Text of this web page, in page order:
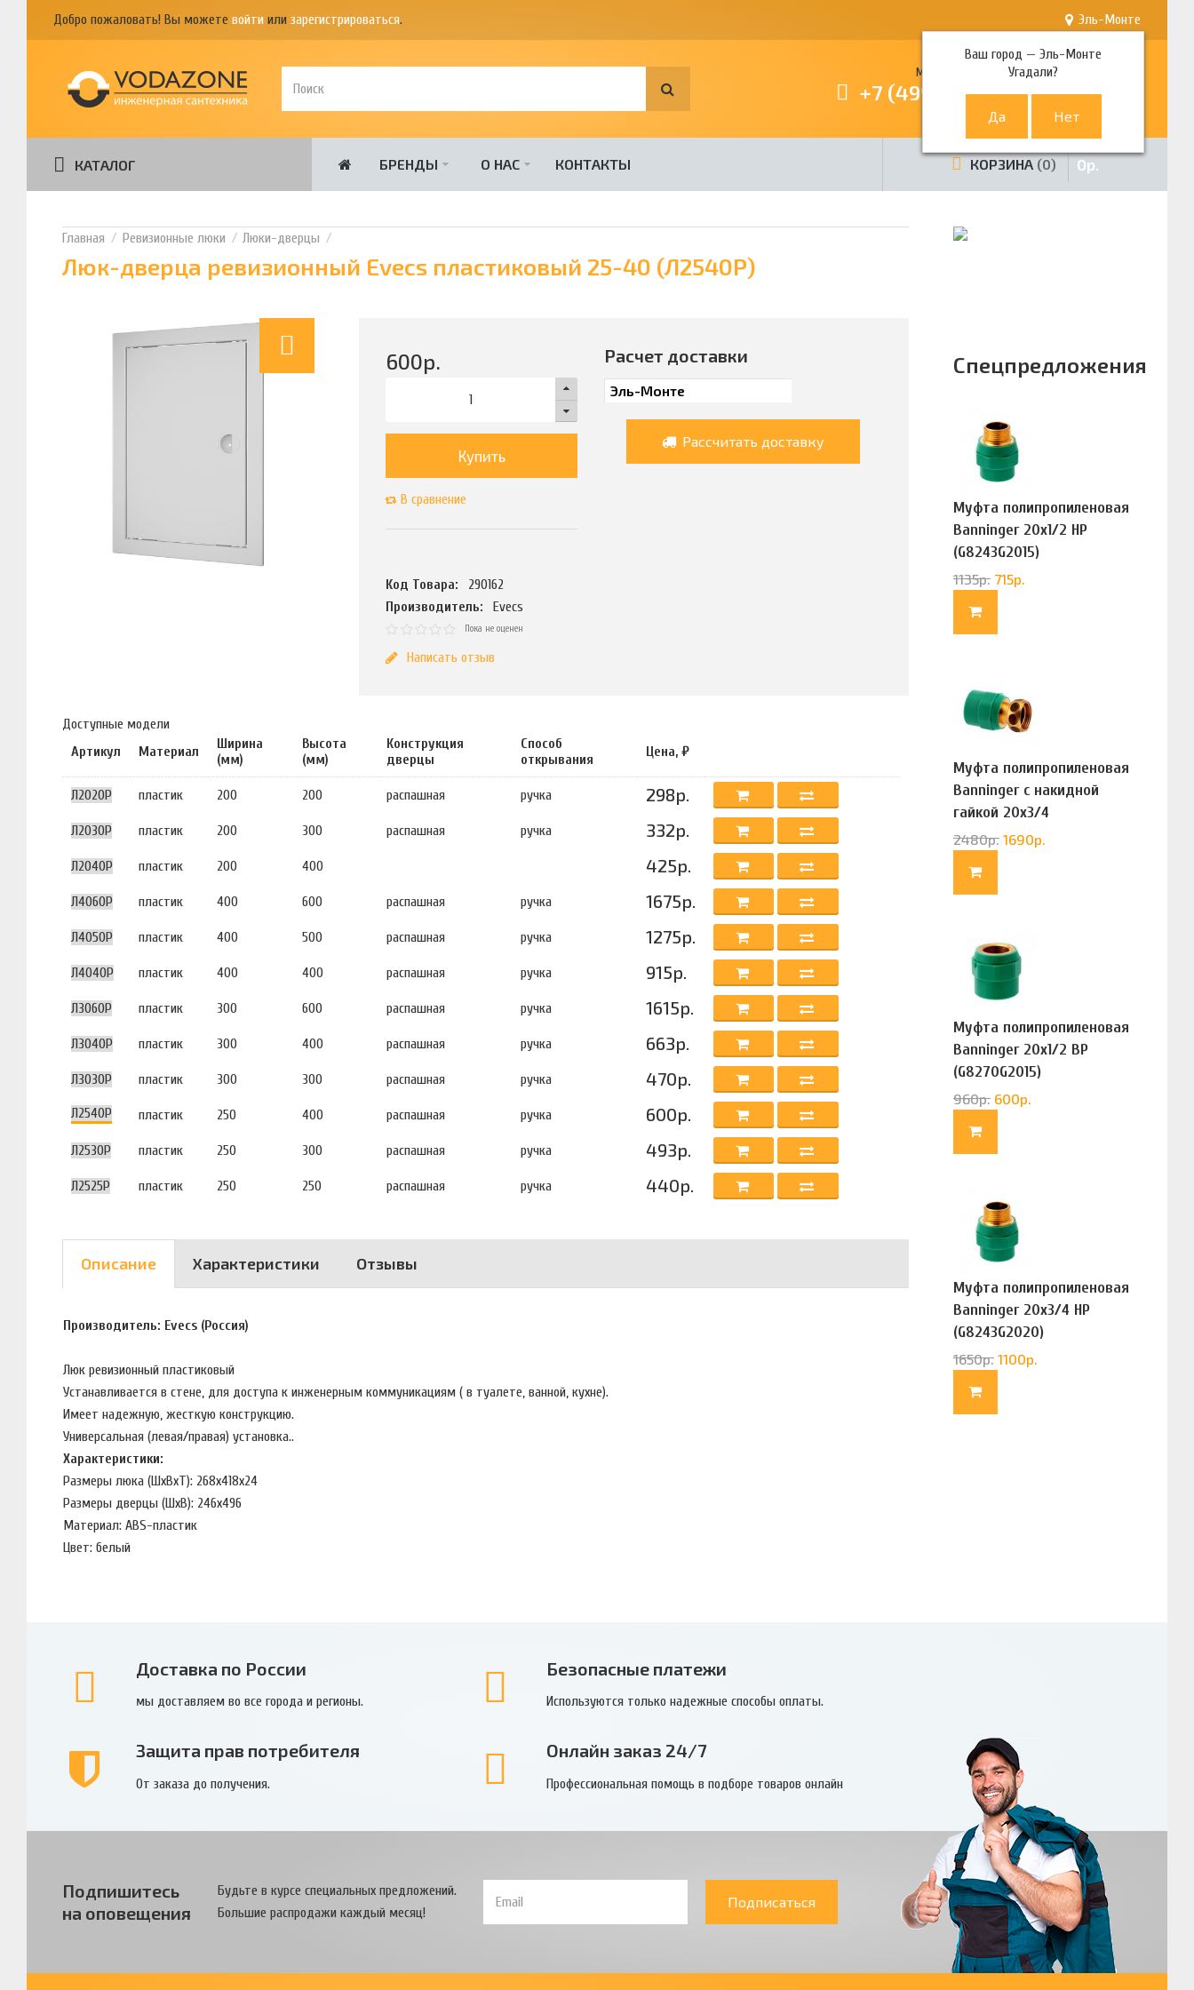
Добро пожаловать! Вы можете войти или зарегистрироваться. Эль-Монте
Ваш город —Эль-Монте
Угадали?
Многоканальный телефон
+7 (499) 380-80-80
КАТАЛОГ БРЕНДЫ О НАС КОНТАКТЫ КОРЗИНА 0 0р.
Ревизионные люки Люки-дверцы
Люк-дверца ревизионный Evecs пластиковый 25-40 (Л2540Р)
600р.
Купить
В сравнение
Код Товара:
290162
Производитель:
Evecs
Пока не оценен
Написать отзыв
Расчет доставки
Рассчитать доставку
Доступные модели
Артикул
Материал
Ширина
(мм)
Высота
(мм)
Конструкция
дверцы
Способ
открывания
Цена, ₽
Л2020Р пластик 200 200 распашная ручка 298р.
Л2030Р пластик 200 300 распашная ручка 332р.
Л2040Р пластик 200 400 425р.
Л4060Р пластик 400 600 распашная ручка 1675р.
Л4050Р пластик 400 500 распашная ручка 1275р.
Л4040Р пластик 400 400 распашная ручка 915р.
Л3060Р пластик 300 600 распашная ручка 1615р.
Л3040Р пластик 300 400 распашная ручка 663р.
Л3030Р пластик 300 300 распашная ручка 470р.
Л2540Р пластик 250 400 распашная ручка 600р.
Л2530Р пластик 250 300 распашная ручка 493р.
Л2525Р пластик 250 250 распашная ручка 440р.
Описание Характеристики Отзывы
Производитель: Evecs (Россия)
Люк ревизионный пластиковый
Устанавливается в стене, для доступа к инженерным коммуникациям ( в туалете, ванной, кухне).
Имеет надежную, жесткую конструкцию.
Универсальная (левая/правая) установка..
Характеристики:
Размеры люка (ШхВхТ): 268х418х24
Размеры дверцы (ШхВ): 246х496
Материал: ABS-пластик
Цвет: белый
Спецпредложения
Муфта полипропиленовая
Banninger 20х1/2 НР
(G8243G2015)
1135р. 715р.
Муфта полипропиленовая
Banninger с накидной
гайкой 20х3/4
(G83322020)
2480р. 1690р.
Муфта полипропиленовая
Banninger 20х1/2 ВР
(G8270G2015)
960р. 600р.
Муфта полипропиленовая
Banninger 20х3/4 НР
(G8243G2020)
1650р. 1100р.
Доставка по России
мы доставляем во все города и регионы.
Безопасные платежи
Используются только надежные способы оплаты.
Защита прав потребителя
От заказа до получения.
Онлайн заказ 24/7
Профессиональная помощь в подборе товаров онлайн
Подпишитесь
на оповещения
Будьте в курсе специальных предложений.
Большие распродажи каждый месяц!
Подписаться